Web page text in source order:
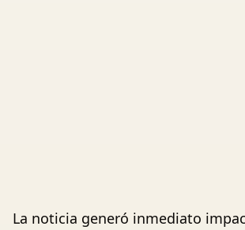
La noticia generó inmediato